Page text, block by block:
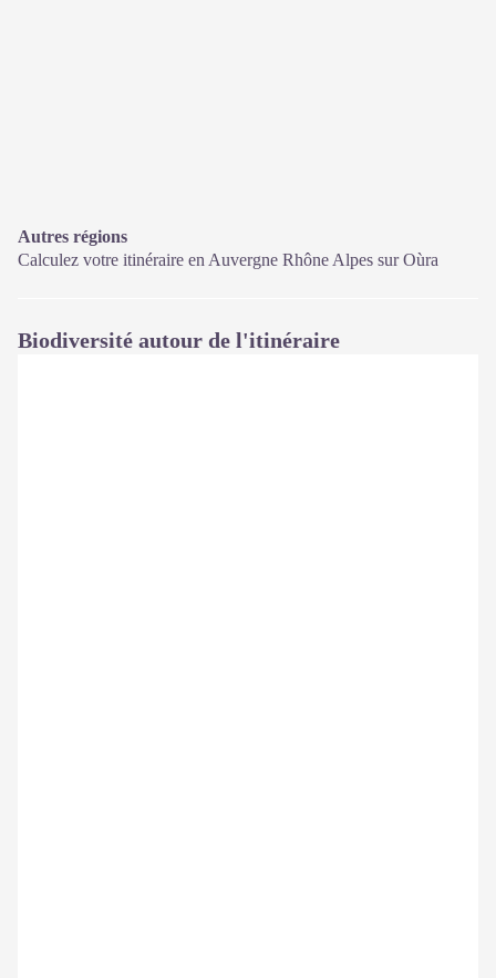
Autres régions
Calculez votre itinéraire en Auvergne Rhône Alpes surOùra
Biodiversité autour de l'itinéraire